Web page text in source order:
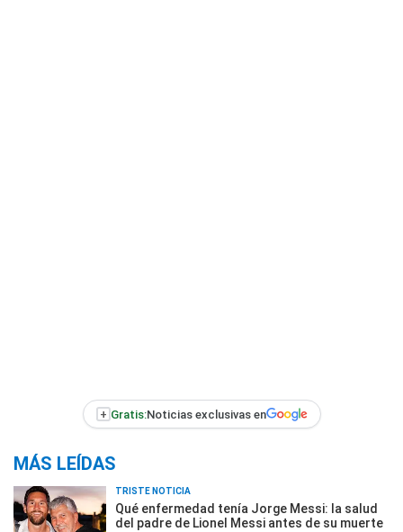
+ Gratis:Noticias exclusivas en
MÁS LEÍDAS
TRISTE NOTICIA
Qué enfermedad tenía Jorge Messi: la salud
del padre de Lionel Messi antes de su muerte